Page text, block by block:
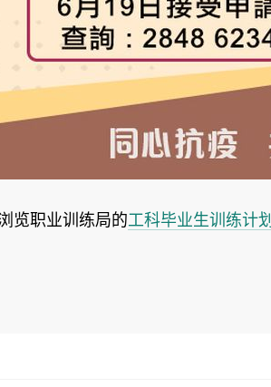
览职业训练局的工科毕业生训练计划